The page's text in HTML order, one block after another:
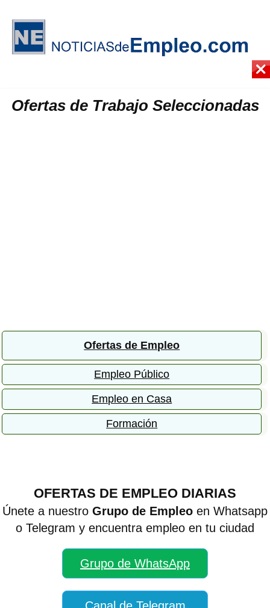
Ofertas de Trabajo Seleccionadas
Ofertas de Empleo
Empleo Público
Empleo en Casa
Formación
OFERTAS DE EMPLEO DIARIAS
Únete a nuestro Grupo de Empleo en Whatsapp
o Telegram y encuentra empleo en tu ciudad
Grupo de WhatsApp